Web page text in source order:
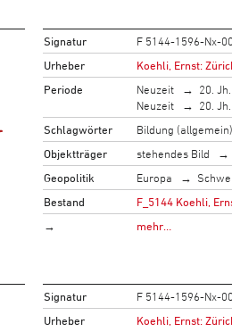
Signatur
F 5144-1596-Nx-
Urheber
Koehli, Ernst:
Periode
Neuzeit 20. Jh.
Neuzeit
20. Jh.
Schlagwörter
Bildung (allgemein)
Objektträger
stehendes Bild
Geopolitik
Europa
Bestand
F_5144 Koehli,
→
mehr…
Signatur
F 5144-1596-Nx-
Urheber
Koehli, Ernst: